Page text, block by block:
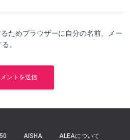
ためブラウザーに自分の名前、メー
。
AISHA ALEAについて